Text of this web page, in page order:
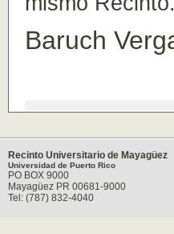
Baruch
Recinto Universitario de Mayagüez
Universidad de Puerto Rico
PO BOX 9000
Mayagüez PR 00681-9000
Tel: (787) 832-4040